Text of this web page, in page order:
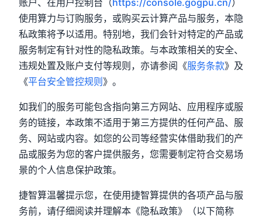
账户、在用户控制台（https://console.gogpu.cn/）
使用算力与订购服务，或购买云计算产品与服务，本隐
私政策将予以适用。特别地，我们会针对特定的产品或
服务制定有针对性的隐私政策。与本政策相关的安全、
违规处置及账户支付等规则，亦请参阅《服务条款》及
《平台安全管控规则 》。
如我们的服务可能包含指向第三方网站、应用程序或服
务的链接，本政策不适用于第三方提供的任何产品、服
务、网站或内容。如您的公司等经营实体借助我们的产
品或服务为您的客户提供服务，您需要制定符合交易场
景的个人信息保护政策。
捷智算温馨提示您，在使用捷智算提供的各项产品与服
务前，请仔细阅读并理解本《隐私政策》（以下简称